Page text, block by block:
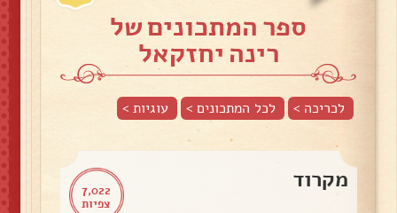
ספר המתכונים של
רינה יחזקאל
לכריכה > לכל המתכונים > עוגיות>
7,022
צפיות
מקרוד